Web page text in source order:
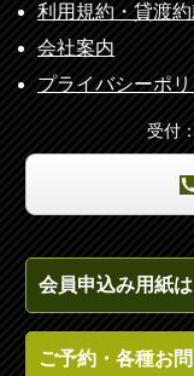
利用規約・貸渡約
会社案内
プライバシーポ
受付
会員申込み用紙
ご予約・各種お